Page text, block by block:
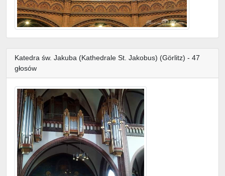
Katedra św. Jakuba (Kathedrale St. Jakobus) (Görlitz) - 47
głosów